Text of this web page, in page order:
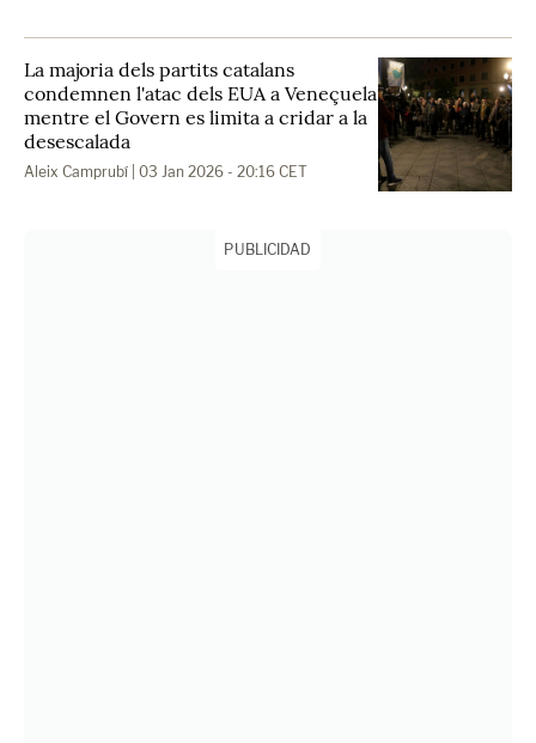
La majoria dels partits catalans
condemnen l'atac dels EUA a Veneçuela
mentre el Govern es limita a cridar a la
desescalada
Aleix Camprubí | 03 Jan 2026 - 20:16 CET
PUBLICIDAD